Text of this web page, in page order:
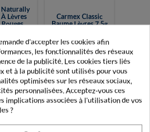
Naturally
Lèvres
€
Carmex Classic
Baume Lèvres 7,5g
2,95 €
d'accepter les cookies afin
les fonctionnalités des réseaux
de la publicité. Les cookies tiers liés
et à la publicité sont utilisés pour vous
optimisées sur les réseaux sociaux,
personnalisées. Acceptez-vous ces
implications associées à l'utilisation de vos
?